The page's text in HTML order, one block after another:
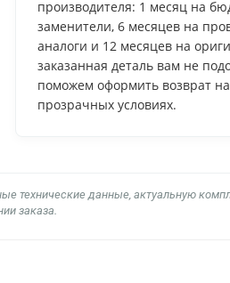
производителя: 1 месяц на
заменители, 6 месяцев на
аналоги и 12 месяцев на
заказанная деталь вам не
поможем оформить возврат
прозрачных условиях.
технические данные, актуальную
заказа.